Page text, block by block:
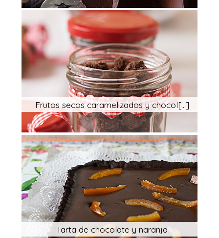
Frutos secos caramelizados y chocol[...]
Tarta de chocolate y naranja